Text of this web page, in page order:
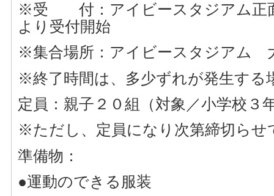
※受 付：アイビースタジアム正
より受付開始
※集合場所：アイビースタジアム
※終了時間は、多少ずれが発生する
定員：親子２０組（対象／小学校３
※ただし、定員になり次第締切らせ
準備物：
●運動のできる服装